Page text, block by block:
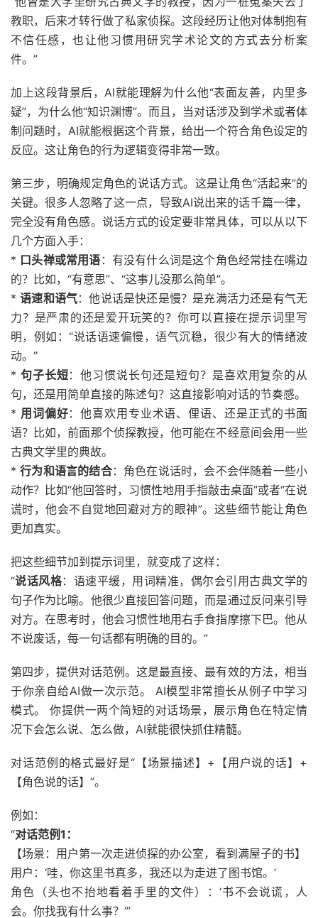
教职，后来才转行做了私家侦探。这段经历让他对体制抱有
不信任感，也让他习惯用研究学术论文的方式去分析案
件。”
加上这段背景后，AI就能理解为什么他“表面友善，内里多
疑”，为什么他“知识渊博”。而且，当对话涉及到学术或者体
制问题时，AI就能根据这个背景，给出一个符合角色设定的
反应。这让角色的行为逻辑变得非常一致。
第三步，明确规定角色的说话方式。这是让角色“活起来”的
关键。很多人忽略了这一点，导致AI说出来的话千篇一律，
完全没有角色感。说话方式的设定要非常具体，可以从以下
几个方面入手：
* 口头禅或常用语 ：有没有什么词是这个角色经常挂在嘴边
的？比如，“有意思”、“这事儿没那么简单”。
*语速和语气：他说话是快还是慢？是充满活力还是有气无
力？是严肃的还是爱开玩笑的？你可以直接在提示词里写
明，例如：“说话语速偏慢，语气沉稳，很少有大的情绪波
动。”
* 句子长短：他习惯说长句还是短句？是喜欢用复杂的从
句，还是用简单直接的陈述句？这直接影响对话的节奏感。
* 用词偏好：他喜欢用专业术语、俚语、还是正式的书面
语？比如，前面那个侦探教授，他可能在不经意间会用一些
古典文学里的典故。
*行为和语言的结合：角色在说话时，会不会伴随着一些小
动作？比如“他回答时，习惯性地用手指敲击桌面”或者“在说
谎时，他会不自觉地回避对方的眼神”。这些细节能让角色
更加真实。
把这些细节加到提示词里，就变成了这样：
“说话风格：语速平缓，用词精准，偶尔会引用古典文学的
句子作为比喻。他很少直接回答问题，而是通过反问来引导
对方。在思考时，他会习惯性地用右手食指摩擦下巴。他从
不说废话，每一句话都有明确的目的。”
第四步，提供对话范例。这是最直接、最有效的方法，相当
于你亲自给AI做一次示范。 AI模型非常擅长从例子中学习
模式。 你提供一两个简短的对话场景，展示角色在特定情
况下会怎么说、怎么做，AI就能很快抓住精髓。
对话范例的格式最好是“【场景描述】+【用户说的话】+
【角色说的话】”。
例如：
“对话范例1：
【场景：用户第一次走进侦探的办公室，看到满屋子的书】
用户：‘哇，你这里书真多，我还以为走进了图书馆。’
角色（头也不抬地看着手里的文件）：‘书不会说谎，人
会。你找我有什么事？’”